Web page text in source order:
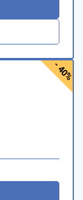
- 40%